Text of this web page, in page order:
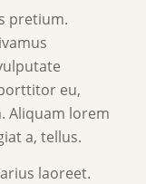
pretium.
eu,
Aliquam lorem
a, tellus.
laoreet.